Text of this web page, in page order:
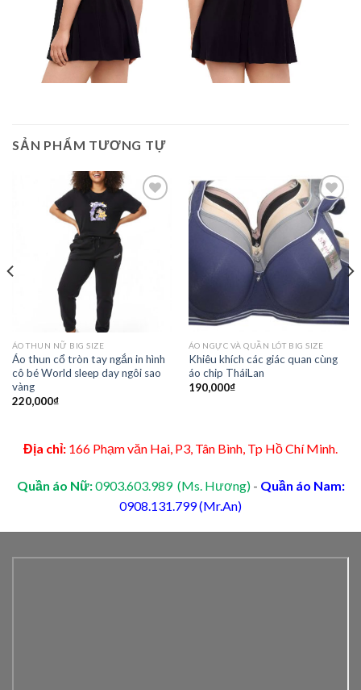
SẢN PHẨM TƯƠNG TỰ
ÁO THUN NỮ BIG SIZE
Áo thun cổ tròn tay ngắn in hình
cô bé World sleep day ngôi sao
vàng
220,000₫
Add to
Wishlist
ÁO NGỰC VÀ QUẦN LÓT BIG SIZE
Khiêu khích các giác quan cùng
áo chip TháiLan
190,000₫
Địa chỉ: 166 Phạm văn Hai, P3, Tân Bình, Tp Hồ Chí Minh.
Quần áo Nữ:0903.603.989 (Ms. Hương) - Quần áo Nam:
0908.131.799 (Mr.An)